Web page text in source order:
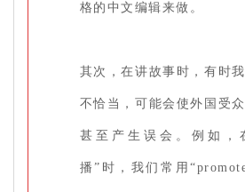
格的中文编辑来做。
其次，在讲故事时，有时
不恰当，可能会使外国受
甚至产生误会。例如，
播”时，我们常用